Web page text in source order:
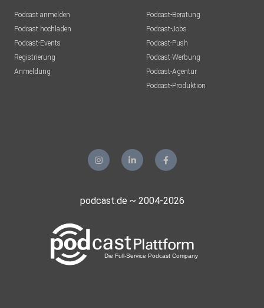
Podcast anmelden
Podcast hochladen
Podcast-Events
Registrierung
Anmeldung
Podcast-Beratung
Podcast-Jobs
Podcast-Push
Podcast-Werbung
Podcast-Agentur
Podcast-Produktion
podcast.de ~ 2004-2026